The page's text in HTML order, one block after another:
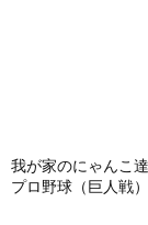
我が家のにゃんこ
プロ野球（巨人戦